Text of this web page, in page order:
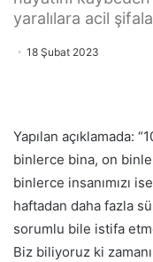
yaralılara acil
18 Şubat 2023
Yapılan açıklamada:
binlerce bina, on
binlerce insanımızı
haftadan daha fazla
sorumlu bile istifa
Biz biliyoruz ki